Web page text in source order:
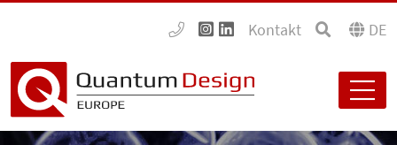
Kontakt DE